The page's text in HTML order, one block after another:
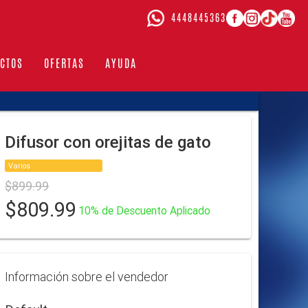
4448445363
OFERTAS AYUDA
Difusor con orejitas de gato
Varios
$899.99
$809.99 10% de Descuento Aplicado
Información sobre el vendedor